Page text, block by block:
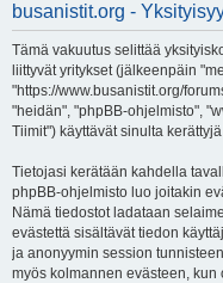
busanistit.org -
Tämä vakuutus selittää
liittyvät yritykset (jälkeenpäin
"https://www.busanistit.org/
"heidän", "phpBB-ohjelmisto",
Tiimit") käyttävät sinulta
Tietojasi kerätään kahdella
phpBB-ohjelmisto luo joitakin
Nämä tiedostot ladataan
evästettä sisältävät tiedon
ja anonyymin session
myös kolmannen evästeen,